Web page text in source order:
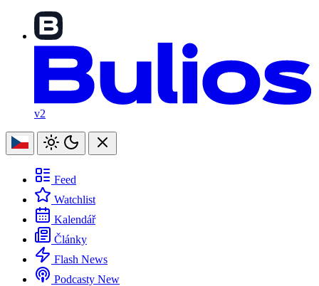
v2
Feed
Watchlist
Kalendář
Články
Flash News
Podcasty New